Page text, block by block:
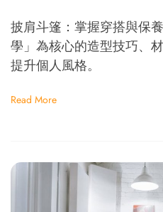
披肩斗篷：掌握穿搭與保
學」為核心的造型技巧、
提升個人風格。
Read More